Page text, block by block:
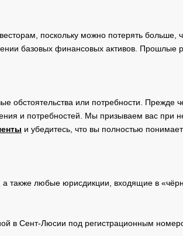
поскольку можно потерять больше,
базовых финансовых активов. Прошлые
обстоятельства или потребности. Прежде
и потребностей. Мы призываем вас при
и убедитесь, что вы полностью
также любые юрисдикции, входящие в
в Сент-Люсии под регистрационным